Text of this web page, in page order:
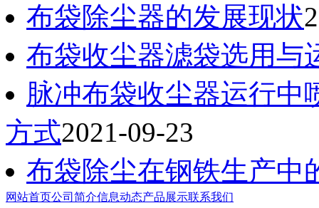
布袋除尘器的发展现状
布袋收尘器滤袋选用与
脉冲布袋收尘器运行中
方式2021-09-23
布袋除尘在钢铁生产中
网站首页公司简介信息动态产品展示联系我们